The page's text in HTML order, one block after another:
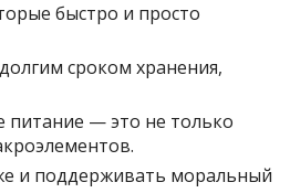
быстро и просто
сроком хранения,
питание — это не только
и поддерживать моральный